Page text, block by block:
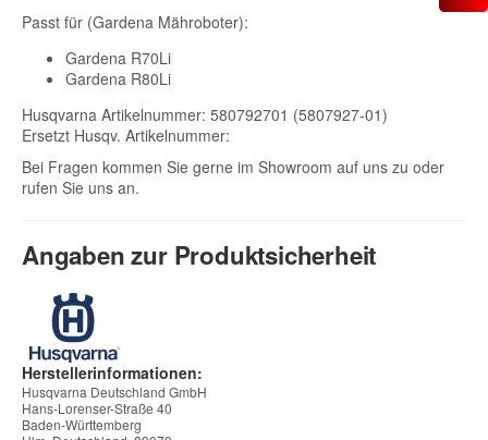
Passt für (Gardena Mähroboter):
Gardena R70Li
Gardena R80Li
Husqvarna Artikelnummer: 580792701 (5807927-01)
Ersetzt Husqv. Artikelnummer:
Bei Fragen kommen Sie gerne im Showroom auf uns zu oder
rufen Sie uns an.
Angaben zur Produktsicherheit
Herstellerinformationen:
Husqvarna Deutschland GmbH
Hans-Lorenser-Straße 40
Baden-Württemberg